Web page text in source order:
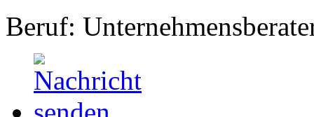
Beruf: